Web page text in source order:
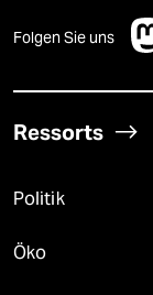
Folgen Sie uns
Ressorts
Politik
Öko